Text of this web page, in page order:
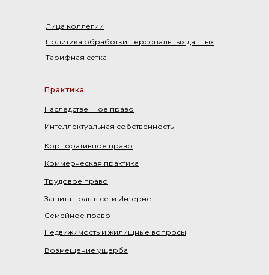
Лица коллегии
Политика обработки персональных данных
Тарифная сетка
Практика
Интеллектуальная собственность
Корпоративное право
Коммерческая практика
Трудовое право
Защита прав в сети Интернет
Семейное право
Наследственное право
Недвижимость и жилищные вопросы
Возмещение ущерба